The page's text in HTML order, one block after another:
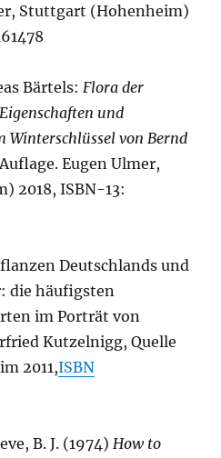
Stuttgart (Hohenheim)
Bärtels: Flora der
und
Winterschlüssel von Bernd
Eugen Ulmer,
2018, ISBN-13:
Deutschlands und
die häufigsten
im Porträt von
Kutzelnigg, Quelle
2011,ISBN
B. J. (1974) How to